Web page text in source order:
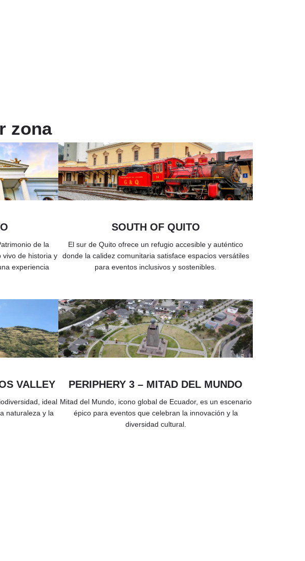
zona
de la
de historia y
experiencia
SOUTH OF QUITO
El sur de Quito ofrece un refugio accesible y auténtico
donde la calidez comunitaria satisface espacios versátiles
para eventos inclusivos y sostenibles.
VALLEY
ideal
naturaleza y la
PERIPHERY 3 – MITAD DEL MUNDO
Mitad del Mundo, icono global de Ecuador, es un escenario
épico para eventos que celebran la innovación y la
diversidad cultural.